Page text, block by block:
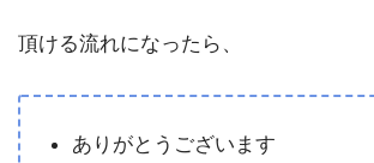
頂ける流れになったら、
ありがとうございます